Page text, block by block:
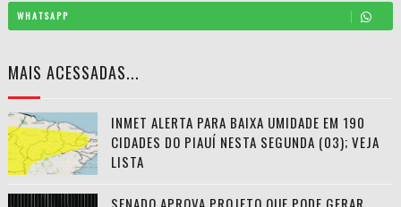
WHATSAPP
MAIS ACESSADAS...
INMET ALERTA PARA BAIXA UMIDADE EM 190
CIDADES DO PIAUÍ NESTA SEGUNDA (03); VEJA
LISTA